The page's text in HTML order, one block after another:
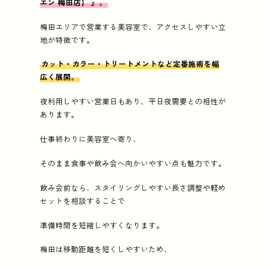
梅田エリアで営業する美容室で、アクセスしやすい立
地が特徴です。
カット・カラー・トリートメントなど定番施術を幅
広く展開。
夜利用しやすい営業日もあり、平日夜需要との相性が
あります。
仕事終わりに美容室へ寄り、
そのまま食事や飲み会へ向かいやすい点も魅力です。
飲み会前なら、スタイリングしやすい長さ調整や軽め
セットを相談することで
準備時間を短縮しやすくなります。
梅田は移動距離を短くしやすいため、